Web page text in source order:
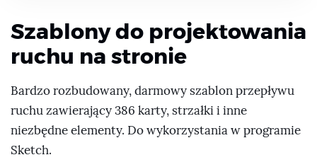
Szablony do projektowania
ruchu na stronie
Bardzo rozbudowany, darmowy szablon przepływu
ruchu zawierający 386 karty, strzałki i inne
niezbędne elementy. Do wykorzystania w programie
Sketch.